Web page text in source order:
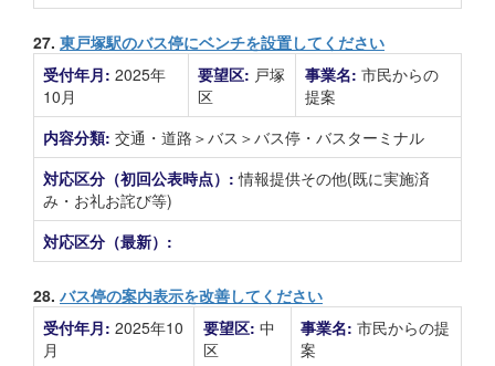
27. 東戸塚駅のバス停にベンチを設置してください
受付年月: 2025年
10月
要望区: 戸塚
区
事業名: 市民からの
提案
内容分類: 交通・道路＞バス＞バス停・バスターミナル
対応区分（初回公表時点）:情報提供その他(既に実施済
み・お礼お詫び等)
対応区分（最新）:
28. バス停の案内表示を改善してください
受付年月: 2025年10
月
要望区: 中
区
事業名: 市民からの提
案